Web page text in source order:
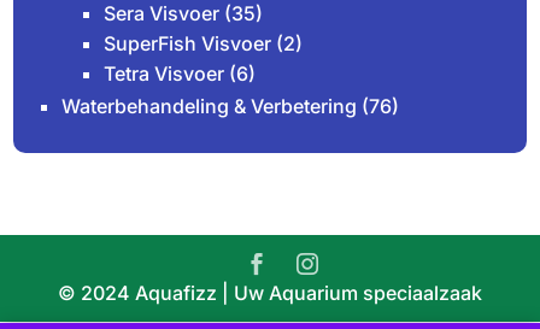
Sera Visvoer (35)
SuperFish Visvoer (2)
Tetra Visvoer (6)
Waterbehandeling & Verbetering (76)
© 2024 Aquafizz | Uw Aquarium speciaalzaak